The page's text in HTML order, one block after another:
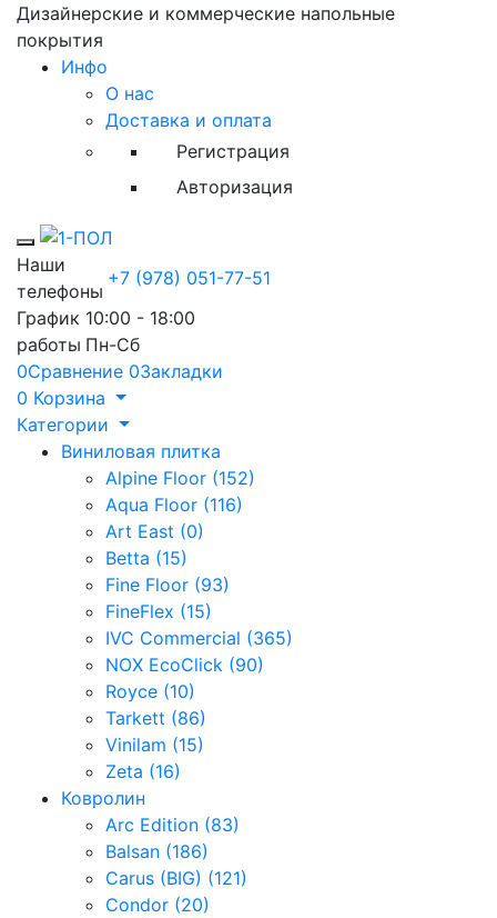
Дизайнерские и коммерческие напольные
покрытия
Инфо
О нас
Доставка и оплата
Регистрация
Авторизация
Toggle mobile menu
Наши
телефоны
+7 (978) 051-77-51
График
работы
10:00 - 18:00
Пн-Сб
0Сравнение 0Закладки
0 Корзина
Категории
Виниловая плитка
Alpine Floor (152)
Aqua Floor (116)
Art East (0)
Betta (15)
Fine Floor (93)
FineFlex (15)
IVC Commercial (365)
NOX EcoClick (90)
Royce (10)
Tarkett (86)
Vinilam (15)
Zeta (16)
Ковролин
Arc Edition (83)
Balsan (186)
Carus (BIG) (121)
Condor (20)